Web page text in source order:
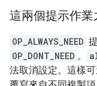
這兩個提示作業
OP_ALWAYS_NEED
OP_DONT_NEED 。
法取消設定。這樣